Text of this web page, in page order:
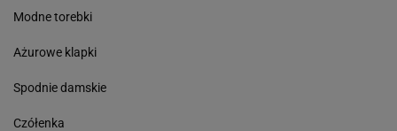
Modne torebki
Ażurowe klapki
Spodnie damskie
Czółenka